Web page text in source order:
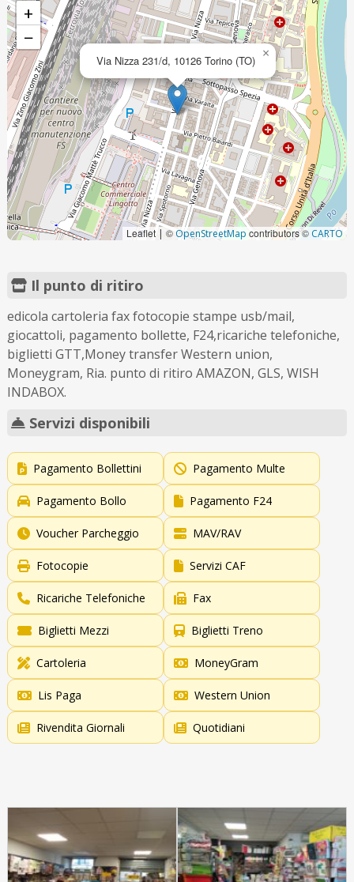
Via Nizza 231/d, 10126 Torino (TO) ×
+
−
Leaflet | ©OpenStreetMap contributors © CARTO
Il punto di ritiro
edicola cartoleria fax fotocopie stampe usb/mail,
giocattoli, pagamento bollette, F24,ricariche telefoniche,
biglietti GTT,Money transfer Western union,
Moneygram, Ria. punto di ritiro AMAZON, GLS, WISH
INDABOX.
Servizi disponibili
Pagamento Bollettini Pagamento Multe
Pagamento Bollo Pagamento F24
Voucher Parcheggio MAV/RAV
Fotocopie Servizi CAF
Ricariche Telefoniche Fax
Biglietti Mezzi Biglietti Treno
Cartoleria MoneyGram
Lis Paga Western Union
Rivendita Giornali Quotidiani